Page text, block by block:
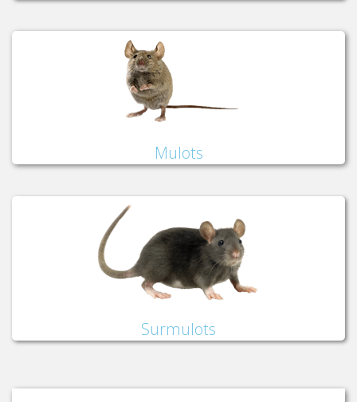
Mulots
Surmulots